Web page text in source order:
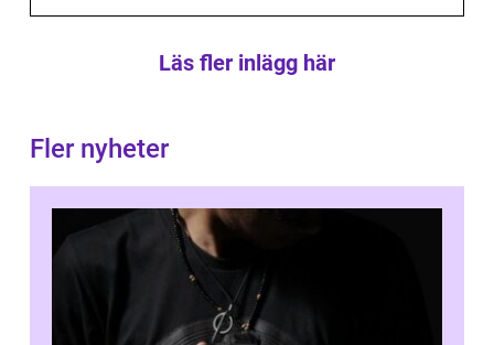
Läs fler inlägg här
Fler nyheter